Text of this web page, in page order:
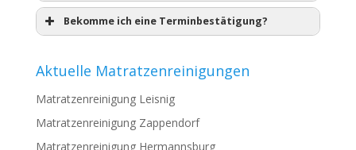
Bekomme ich eine Terminbestätigung?
Aktuelle Matratzenreinigungen
Matratzenreinigung Leisnig
Matratzenreinigung Zappendorf
Matratzenreinigung Hermannsburg